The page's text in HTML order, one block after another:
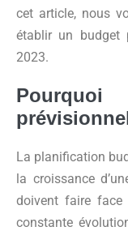
cet article, nous
établir un budget
2023.
La planification
la croissance
doivent faire face
constante